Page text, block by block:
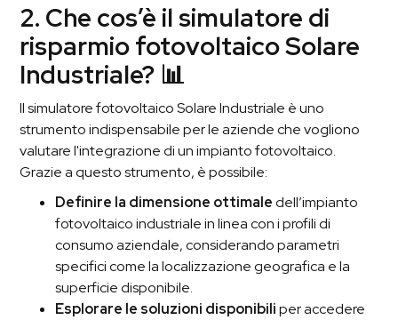
2. Che cos’è il simulatore di
risparmio fotovoltaico Solare
Industriale? 📊
Il simulatore fotovoltaico Solare Industriale è uno
strumento indispensabile per le aziende che vogliono
valutare l'integrazione di un impianto fotovoltaico.
Grazie a questo strumento, è possibile:
Definire la dimensione ottimaledell’impianto
fotovoltaico industriale in linea con i profili di
consumo aziendale, considerando parametri
specifici come la localizzazione geografica e la
superficie disponibile.
Esplorare le soluzioni disponibiliper accedere